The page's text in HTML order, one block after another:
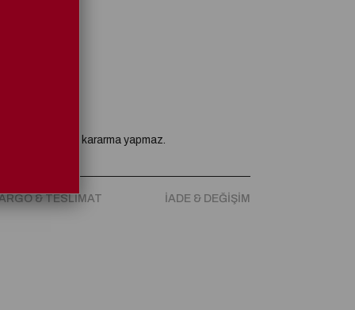
ve kararma yapmaz.
& TESLIMAT İADE & DEĞIŞIM